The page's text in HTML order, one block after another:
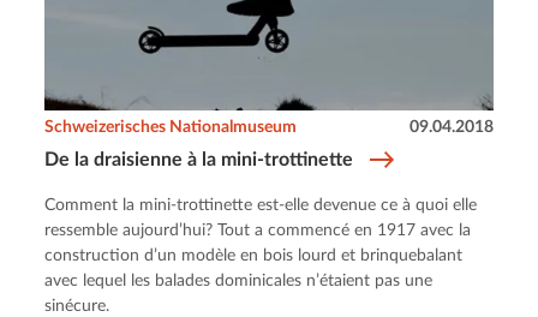
De la draisienne à la mini-trottinette
Schweizerisches Nationalmuseum 09.04.2018
Comment la mini-trottinette est-elle devenue ce à quoi elle
ressemble aujourd’hui? Tout a commencé en 1917 avec la
construction d’un modèle en bois lourd et brinquebalant
avec lequel les balades dominicales n’étaient pas une
sinécure.